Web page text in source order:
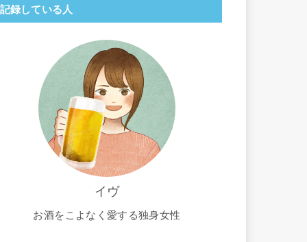
記録している人
イヴ
お酒をこよなく愛する独身女性